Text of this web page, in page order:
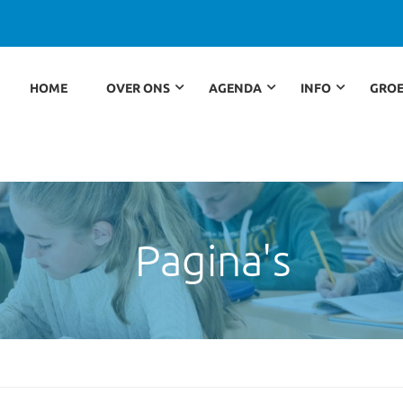
HOME OVER ONS AGENDA INFO
Pagina's